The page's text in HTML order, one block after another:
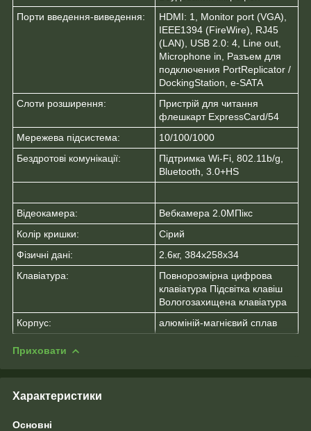
Порти введення-виведення:
HDMI: 1, Monitor port (VGA),
IEEE1394 (FireWire), RJ45
(LAN), USB 2.0: 4, Line out,
Microphone in, Разъем для
подключения PortReplicator /
DockingStation, e-SATA
Слоти розширення:
Пристрій для читання
флешкарт ExpressCard/54
Мережева підсистема:
10/100/1000
Бездротові комунікації:
Підтримка Wi-Fi, 802.11b/g,
Bluetooth, 3.0+HS
Відеокамера:
Вебкамера 2.0МПікс
Колір кришки:
Сірий
Фізичні дані:
2.6кг, 384x258x34
Клавіатура:
Повнорозмірна цифрова
клавіатура Підсвітка клавіш
Вологозахищена клавіатура
Корпус:
алюміній-магнієвий сплав
Приховати
Характеристики
Основні